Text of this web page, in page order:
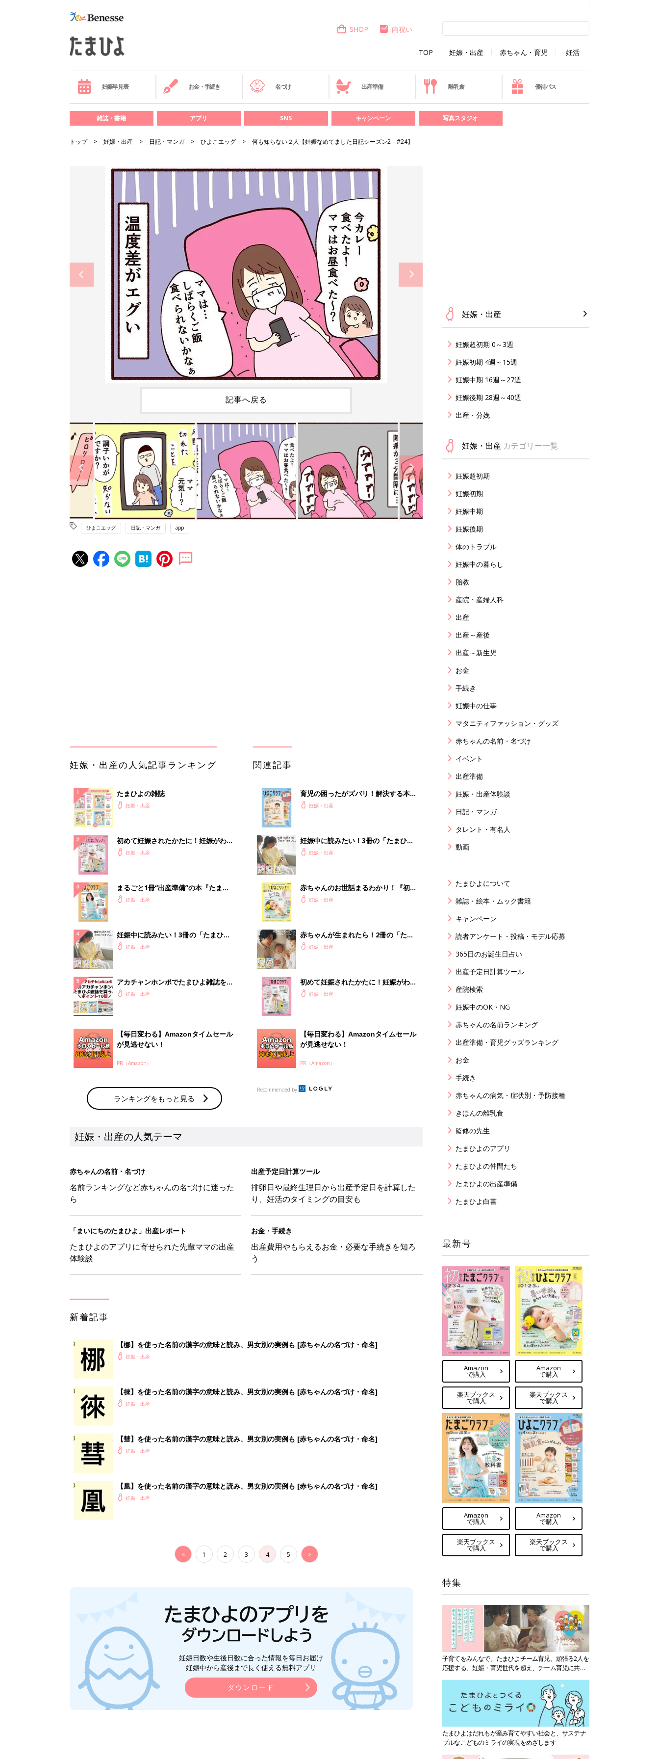
TOP 妊娠・出産 赤ちゃん・育児 妊活
SHOP 内祝い
妊娠早見表 お金・手続き 名づけ 出産準備 離乳食 優待パス
雑誌・書籍 アプリ SNS キャンペーン 写真スタジオ
トップ 妊娠・出産 日記・マンガ ひよこエッグ 何も知らない２人【妊娠なめてました日記シーズン2 #24】
記事へ戻る
ひよこエッグ 日記・マンガ app
夫婦で予習する 出産の教科書
妊娠中に読みたい！3冊の「たまひ
が見逃せない！
PR（Amazon）
ランキングをもっと見る
クラブ 夏号』
が見逃せない！
PR（Amazon）
妊娠・出産の人気テーマ
赤ちゃんの名前・名づけ 出産予定日計算ツール
り、妊活のタイミングの目安も
「まいにちのたまひよ」出産レポート
たまひよのアプリに寄せられた先輩ママの出産
体験談
お金・手続き
出産費用やもらえるお金・必要な手続きを知ろ
【梛】を使った名前の漢字の意味と読み、男女別の実例も [赤ちゃんの名づけ・命名]
【徠】を使った名前の漢字の意味と読み、男女別の実例も [赤ちゃんの名づけ・命名]
妊娠・出産
【彗】を使った名前の漢字の意味と読み、男女別の実例も [赤ちゃんの名づけ・命名]
< 1 2 3 4 5 >
妊娠・出産
妊娠超初期 0～3週
妊娠初期 4週～15週
妊娠中期 16週～27週
妊娠後期 28週～40週
出産・分娩
妊娠・出産 カテゴリー一覧
妊娠超初期
妊娠初期
妊娠中期
妊娠後期
体のトラブル
妊娠中の暮らし
胎教
産院・産婦人科
出産
出産～産後
出産～新生児
お金
手続き
妊娠中の仕事
マタニティファッション・グッズ
赤ちゃんの名前・名づけ
イベント
出産準備
妊娠・出産体験談
日記・マンガ
タレント・有名人
動画
たまひよについて
雑誌・絵本・ムック書籍
キャンペーン
読者アンケート・投稿・モデル応募
365日のお誕生日占い
出産予定日計算ツール
産院検索
妊娠中のOK・NG
赤ちゃんの名前ランキング
出産準備・育児グッズランキング
お金
手続き
赤ちゃんの病気・症状別・予防接種
きほんの離乳食
監修の先生
たまひよのアプリ
たまひよの仲間たち
たまひよの出産準備
たまひよ白書
最新号
Amazon
で購入
楽天ブックス
で購入
Amazon
で購入
楽天ブックス
で購入
Amazon
で購入
楽天ブックス
で購入
Amazon
で購入
楽天ブックス
で購入
特集
子育てをみんなで。たまひよチーム育児。頑張る2人を
応援する、妊娠・育児世代を超え、チーム育児に共感
たまひよはだれもが産み育てやすい社会と、サステナ
ブルなこどものミライの実現をめざします